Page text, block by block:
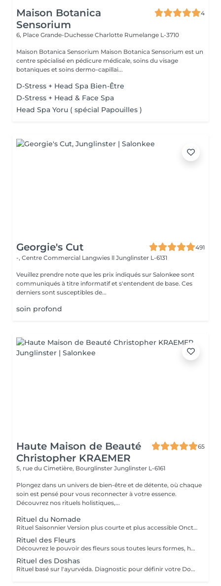
Maison Botanica
Sensorium
4
6, Place Grande-Duchesse Charlotte Rumelange L-3710
Maison Botanica Sensorium Maison Botanica Sensorium est un
centre spécialisé en pédicure médicale, soins du visage
botaniques et soins dermo-capillai...
D-Stress + Head Spa Bien-Être
D-Stress + Head & Face Spa
Head Spa Yoru ( spécial Papouilles )
Georgie's Cut
491
-, Centre Commercial Langwies ll Junglinster L-6131
Veuillez prendre note que les prix indiqués sur Salonkee sont
communiqués à titre informatif et s'entendent de base. Ces
derniers sont susceptibles de...
soin profond
Haute Maison de Beauté
Christopher KRAEMER
65
5, rue du Cimetière, Bourglinster Junglinster L-6161
Plongez dans un univers de bien-être et de détente, où chaque
soin est pensé pour vous reconnecter à votre essence.
Découvrez nos rituels holistiques,...
Rituel du Nomade
Rituel Saisonnier Version plus courte et plus accessible Onction d'huile d'aloès-vera-argan-dattier, gommage aux pépins de fraise et poudre d'ananas, cataplasme au rhassoul, bain de vapeur citron vert-menthe, shampooing citron vert-lavande-ylang-ylang, masque Néroli-ciste ladanifère-menthe avec massage de la tête, cascade, pulvérisation faciale hydrolat de fleur d'oranger
Rituel des Fleurs
Découvrez le pouvoir des fleurs sous toutes leurs formes, huiles végétales, essentielles, infusions etc Un moment de poésie, qui vous laissera sans voix.. Véritable moment de relaxation complète. Sauna infrarouge, Massage shiatsu, bol d'air jacquier, douche. Onction d'huiles précieuses, hammam crânien, facial et respiratoire, bains rythmés avec méditation guidée, exercices de sophrologie, shampooing, pose de masque et massage crânien, rituel de la cascade, rinçage à l'infusion de plantes et pulvérisation faciale aux hydrolats qui clôturent le soin. Ne comprend pas le séchage des cheveux.
Rituel des Doshas
Rituel basé sur l'ayurvéda. Diagnostic pour définir votre Doshas dominant afin de le rééquilibrer En plus des rituels complets -Diagnostic -Application d'huiles chaudes -Application cataplasmes ayurvédiques (cuir chevelu & cheveux)